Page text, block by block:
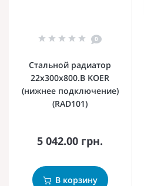
0
Стальной радиатор
22х300х800.B KOER
(нижнее подключение)
(RAD101)
5 042.00 грн.
В корзину